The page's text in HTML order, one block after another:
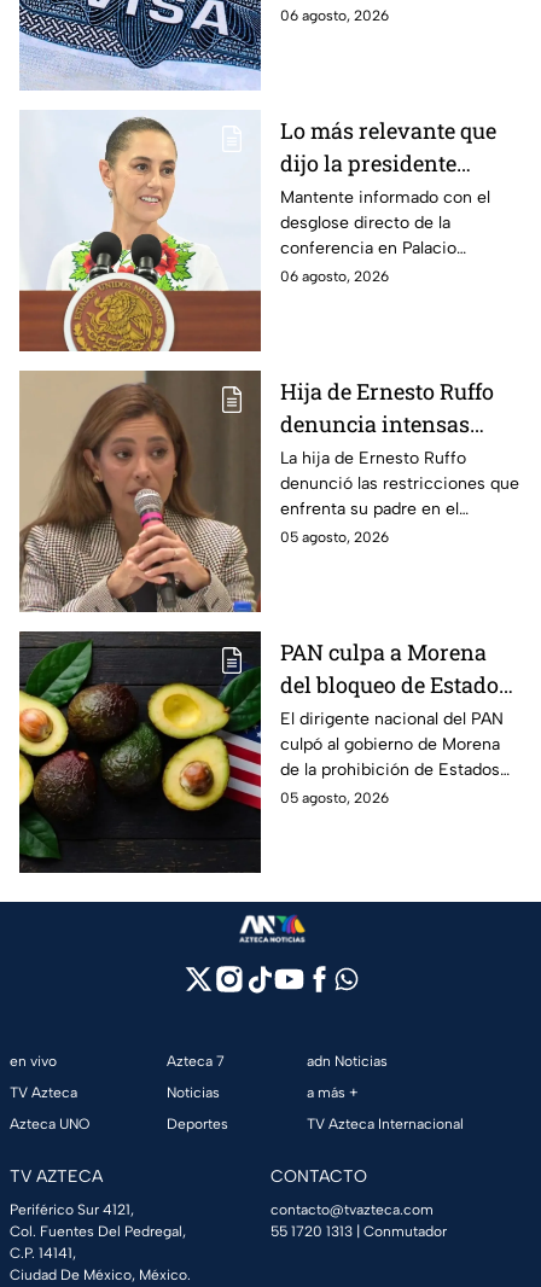
programa de fianzas
06 agosto, 2026
Lo más relevante que
dijo la presidente
Claudia Sheinbaum
hoy jueves 6 de agosto
en la mañanera
Mantente informado con el
desglose directo de la
conferencia en Palacio
Nacional este jueves 6 de
06 agosto, 2026
Hija de Ernesto Ruffo
denuncia intensas
restricciones en el
Altiplano; buscan que
salga del penal
La hija de Ernesto Ruffo
denunció las restricciones que
enfrenta su padre en el
Altiplano y anunció que
05 agosto, 2026
PAN culpa a Morena
del bloqueo de Estados
Unidos al aguacate de
Michoacán
El dirigente nacional del PAN
culpó al gobierno de Morena
de la prohibición de Estados
Unidos para exportar aguacate
05 agosto, 2026
en vivo
TV Azteca
Azteca UNO
Azteca 7
Noticias
Deportes
adn Noticias
a más +
TV Azteca Internacional
TV AZTECA
Periférico Sur 4121,
Col. Fuentes Del Pedregal,
C.P. 14141,
Ciudad De México, México.
CONTACTO
contacto@tvazteca.com
55 1720 1313 | Conmutador